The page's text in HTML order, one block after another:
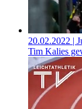
20.02.2022 |
Tim Kalies